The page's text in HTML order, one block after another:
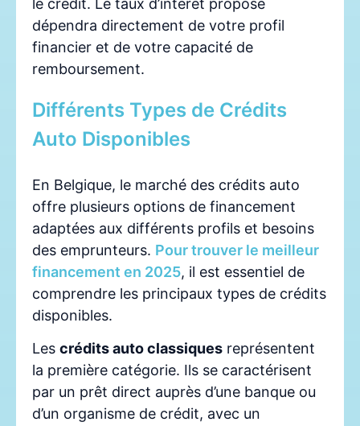
le crédit. Le taux d’intérêt proposé
dépendra directement de votre profil
financier et de votre capacité de
remboursement.
Différents Types de Crédits
Auto Disponibles
En Belgique, le marché des crédits auto
offre plusieurs options de financement
adaptées aux différents profils et besoins
des emprunteurs. Pour trouver le meilleur
financement en 2025, il est essentiel de
comprendre les principaux types de crédits
disponibles.
Les crédits auto classiques représentent
la première catégorie. Ils se caractérisent
par un prêt direct auprès d’une banque ou
d’un organisme de crédit, avec un